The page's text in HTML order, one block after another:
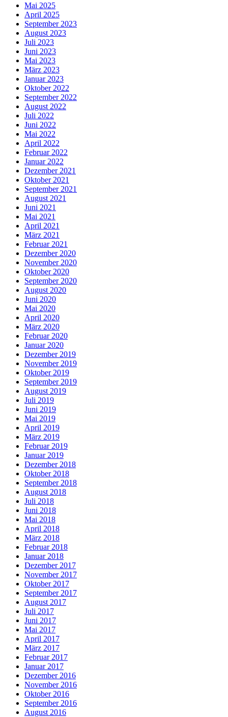
Mai 2025
April 2025
September 2023
August 2023
Juli 2023
Juni 2023
Mai 2023
März 2023
Januar 2023
Oktober 2022
September 2022
August 2022
Juli 2022
Juni 2022
Mai 2022
April 2022
Februar 2022
Januar 2022
Dezember 2021
Oktober 2021
September 2021
August 2021
Juni 2021
Mai 2021
April 2021
März 2021
Februar 2021
Dezember 2020
November 2020
Oktober 2020
September 2020
August 2020
Juni 2020
Mai 2020
April 2020
März 2020
Februar 2020
Januar 2020
Dezember 2019
November 2019
Oktober 2019
September 2019
August 2019
Juli 2019
Juni 2019
Mai 2019
April 2019
März 2019
Februar 2019
Januar 2019
Dezember 2018
Oktober 2018
September 2018
August 2018
Juli 2018
Juni 2018
Mai 2018
April 2018
März 2018
Februar 2018
Januar 2018
Dezember 2017
November 2017
Oktober 2017
September 2017
August 2017
Juli 2017
Juni 2017
Mai 2017
April 2017
März 2017
Februar 2017
Januar 2017
Dezember 2016
November 2016
Oktober 2016
September 2016
August 2016